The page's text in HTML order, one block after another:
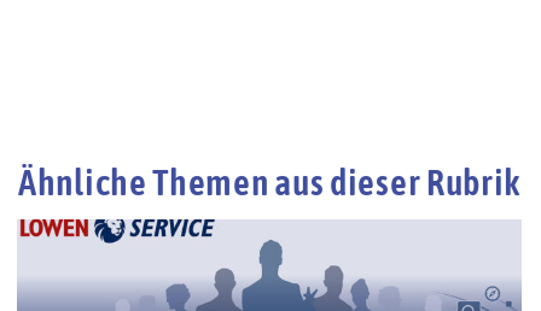
Ähnliche Themen aus dieser Rubrik